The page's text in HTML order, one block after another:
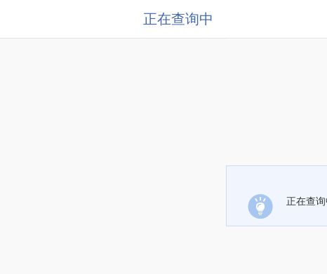
正在查询中
正在查